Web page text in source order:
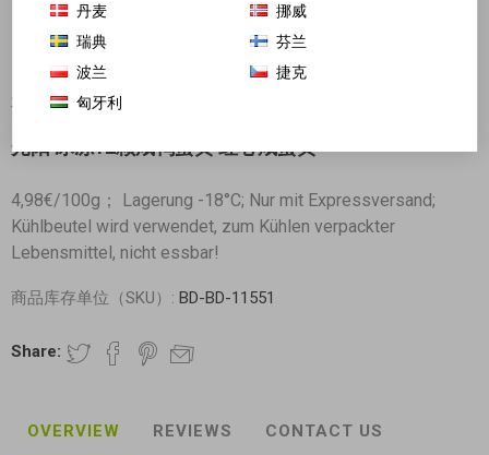
对不起-这个产品已经不再提供
光阳 冰冻12颗咸鸭蛋黄 红心咸蛋黄
4,98€/100g； Lagerung -18°C; Nur mit Expressversand;
Kühlbeutel wird verwendet, zum Kühlen verpackter
Lebensmittel, nicht essbar!
商品库存单位（SKU）: BD-BD-11551
Share:
OVERVIEW REVIEWS CONTACT US
丹麦
挪威
瑞典
芬兰
波兰
捷克
匈牙利